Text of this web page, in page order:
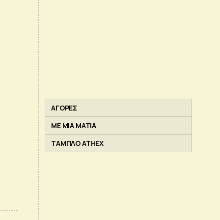
ΑΓΟΡΕΣ
ΜΕ ΜΙΑ ΜΑΤΙΑ
ΤΑΜΠΛΟ ATHEX